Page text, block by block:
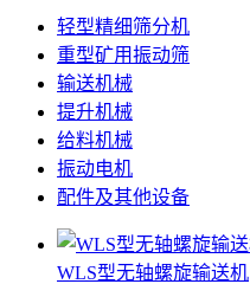
轻型精细筛分机
重型矿用振动筛
输送机械
提升机械
给料机械
振动电机
配件及其他设备
WLS型无轴螺旋输送机